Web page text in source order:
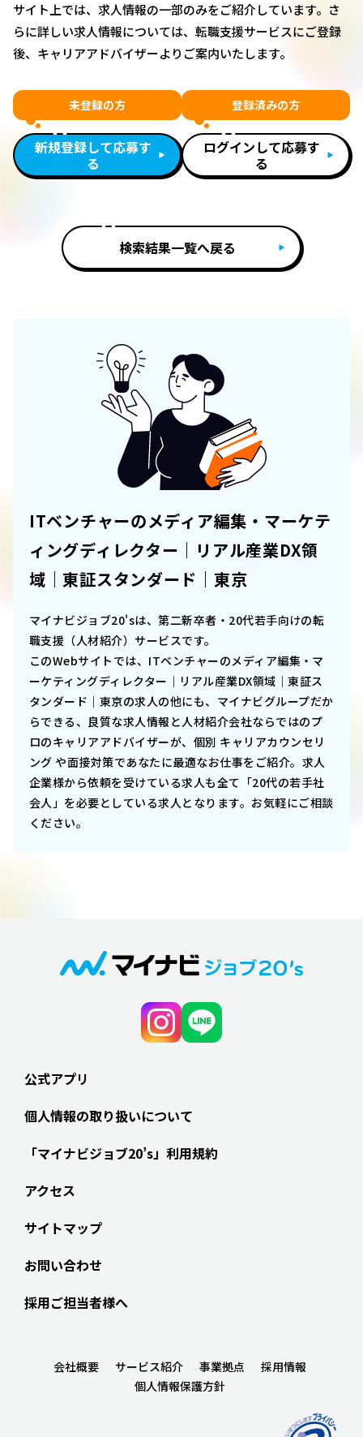
サイト上では、求人情報の一部のみをご紹介しています。さ
らに詳しい求人情報については、転職支援サービスにご登録
後、キャリアアドバイザーよりご案内いたします。
未登録の方
新規登録して応募す
る
登録済みの方
ログインして応募す
る
検索結果一覧へ戻る
ITベンチャーのメディア編集・マーケテ
ィングディレクター｜リアル産業DX領
域｜東証スタンダード｜東京
マイナビジョブ20'sは、第二新卒者・20代若手向けの転
職支援（人材紹介）サービスです。
このWebサイトでは、 ITベンチャーのメディア編集・マ
ーケティングディレクター｜リアル産業DX領域｜東証ス
タンダード｜東京の求人の他にも、マイナビグループだか
らできる、良質な求人情報と人材紹介会社ならではのプ
ロのキャリアアドバイザーが、個別 キャリアカウンセリ
ング や面接対策であなたに最適なお仕事をご紹介。求人
企業様から依頼を受けている求人も全て「20代の若手社
会人」を必要としている求人となります。お気軽にご相談
ください。
公式アプリ
個人情報の取り扱いについて
「マイナビジョブ20’s」利用規約
アクセス
サイトマップ
お問い合わせ
採用ご担当者様へ
会社概要 サービス紹介 事業拠点
採用情報
個人情報保護方針